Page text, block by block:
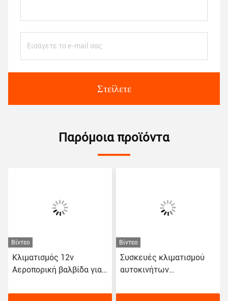
Στείλετε
Παρόμοια προϊόντα
Βίντεο
Κλιματισμός 12v
Αεροπορική βαλβίδα για
Triumph C-Quante
Βίντεο
Συσκευές κλιματισμού
αυτοκινήτων
ελέγχου συμπιεστή για